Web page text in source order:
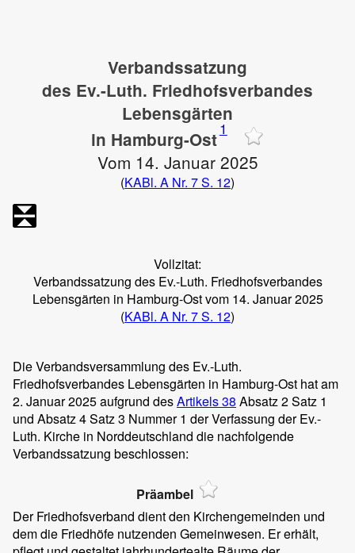
Verbandssatzung
des Ev.-Luth. Friedhofsverbandes
Lebensgärten
in Hamburg-Ost1
Vom 14. Januar 2025
(KABl. A Nr. 7 S. 12)
Vollzitat:
Verbandssatzung des Ev.-Luth. Friedhofsverbandes
Lebensgärten in Hamburg-Ost vom 14. Januar 2025
(KABl. A Nr. 7 S. 12)
Die Verbandsversammlung des Ev.-Luth.
Friedhofsverbandes Lebensgärten in Hamburg-Ost hat am
2. Januar 2025 aufgrund desArtikels 38 Absatz 2 Satz 1
und Absatz 4 Satz 3 Nummer 1 der Verfassung der Ev.-
Luth. Kirche in Norddeutschland die nachfolgende
Verbandssatzung beschlossen:
Präambel
Der Friedhofsverband dient den Kirchengemeinden und
dem die Friedhöfe nutzenden Gemeinwesen. Er erhält,